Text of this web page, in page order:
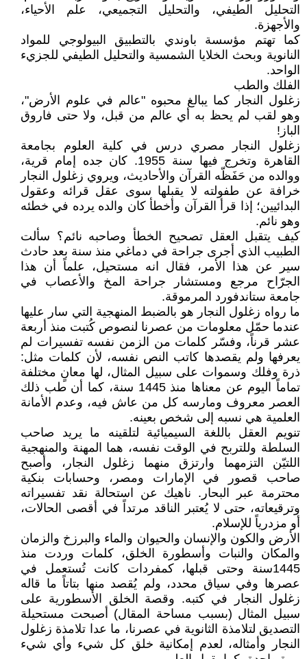
التحليل الطيفي، والتحليل التجميعي، علم الأحياء،
والأجهزة.
كما تهتم مؤسسة باوندي بالتطبيق البيولوجي للمواد
النانوية وبحث الخلايا الشمسية والتحليل الطيفي للجزيء
الواحد.
الفلك والطب
زغلول النجار كما يبالغ محبوه "عالم في علوم الأرض"،
وهو لقب لم يحظ به أي عالم من قبل، ولا حتى فاروق
الباز!
زغلول النجار مصري درس في كلية العلوم بجامعة
القاهرة وتخرج فيها سنة 1955. كان جده إمام قرية،
ووالده من حَفَظّه القرآن والأحاديث، ويروي زغلول النجار
خرافة عن طفولته لا يقبلها سوى عقل قرائه وعقول
البدائيين؛ إذا قرأ القرآن وأخطأ كان والده يرده في خطئه
وهو نائم.
كيف يتقبل العقل تصحيح الخطأ وصاحبه نائم؟ سألت
الطبيب الذي أجرى جراحة في دماغي منذ سنة بعد حادث
سير عن هذا الأمر، فقال انه مستحيل، علماً أن هذا
الجرّاح مرجع ومستشار جراحة المخ والأعصاب في
جامعة ستاندفورد المرموقة.
ما رواه زغلول النجار هو بالضبط المنهجية التي سار عليها
عندما حمّل معلومات من عصرنا لنصوص كُتبت منذ أربعة
عشر قرناً، وفسّر كلمات من الزمن نفسه تفسيرات لم
يعرفها ولم يقصدها كاتب النص نفسه، لأن كلمات مثل:
ذرة وفلك وسموات على سبيل المثال، لها معانٍ مختلفة
تماماً اليوم عن معناها منذ 1445 سنة، كما أن طب ذلك
العصر معروف ومارسه كل من عاش فيه، وعدم الأمانة
العلمية هي نسبه إلى شخص بعينه.
تنويم العقل باللغة السيميائية لتلقينه ما يريد صاحب
السلطة وللتربح في الوقت نفسه، هما المهنة والمنهجية
اللتيّن التزمهما وارتزق منهما زغلول النجار، وأصبح
صاحب قصور في الإمارات ومصر، وحسابات بنكية
محترمة عبر البحار. ناهيك عن استحالة نقد تفسيراته
وترقيعاته، حتى لا يُعتبر الناقد مرتداً في أقصى الحالات،
أو مزدرياً للإسلام.
الأرض والكون والإنسان والحيوان والماء والبرزخ والزمان
والمكان والنبات وأسطورة الخلق، كلمات وردت منذ
1445سنة وحتى قبلها، كمفردات كانت تُستعمل في
عصرها وفي سياق محدد، ولم يُقصد منها بتاتاً ما قاله
زغلول النجار في كتبه. وقصة الخلق الأسطورية على
سبيل المثال (بسبب مساحة المقال) أصبحت مستحيلة
التصديق لتلامذة الثانوية في عصرنا، ما عدا تلامذة زغلول
النجار وأمثاله، لعدم إمكانية خلق كل شيء وأي شيء